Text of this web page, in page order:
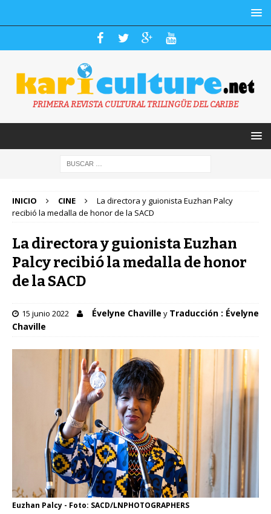
PRIMERA REVISTA CULTURAL TRILINGÜE DEL CARIBE
INICIO CINE
La directora y guionista Euzhan Palcy
recibió la medalla de honor de la SACD
La directora y guionista Euzhan
Palcy recibió la medalla de honor
de la SACD
15 junio 2022 Évelyne Chaville y Traducción : Évelyne
Chaville
Euzhan Palcy - Foto: SACD/LNPHOTOGRAPHERS